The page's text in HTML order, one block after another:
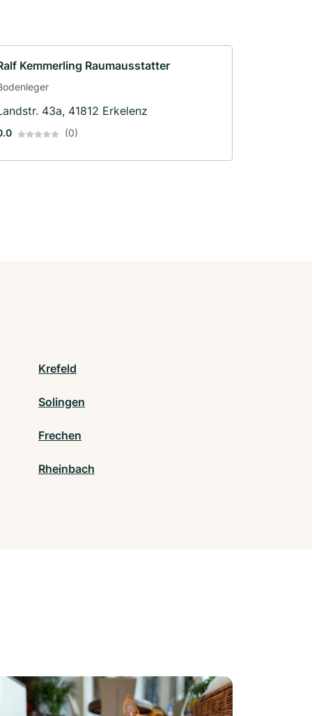
Kemmerling Raumausstatter
43a, 41812 Erkelenz
(0)
Krefeld
Solingen
Frechen
Rheinbach